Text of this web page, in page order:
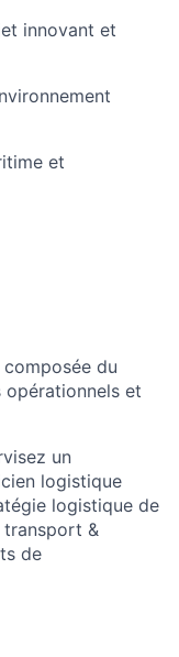
innovant et
et
du
et
un
logistique
logistique de
transport &
de